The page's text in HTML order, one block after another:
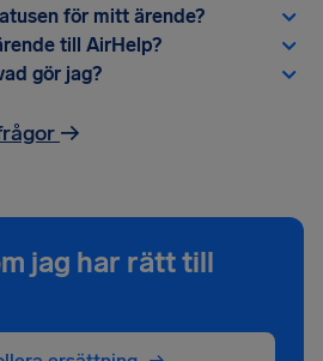
för mitt ärende?
till AirHelp?
gör jag?
→
jag har rätt till